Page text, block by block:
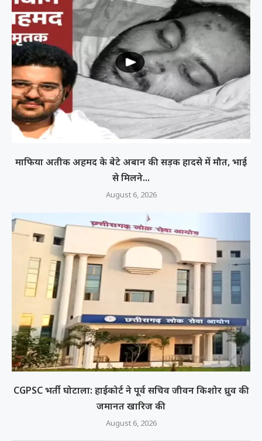
माफिया अतीक अहमद के बेटे अबान की सड़क हादसे में मौत, भाई
से मिलने...
August 6, 2026
CGPSC भर्ती घोटाला: हाईकोर्ट ने पूर्व सचिव जीवन किशोर ध्रुव की
जमानत खारिज की
August 6, 2026